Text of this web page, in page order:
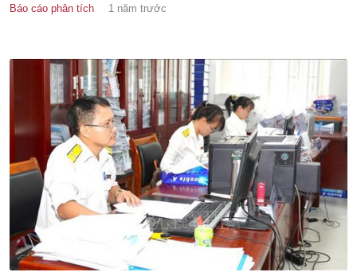
Báo cáo phân tích 1 năm trước